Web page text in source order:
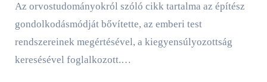
Az orvostudományokról szóló cikk tartalma az építész
gondolkodásmódját bővítette, az emberi test
rendszereinek megértésével, a kiegyensúlyozottság
keresésével foglalkozott.…